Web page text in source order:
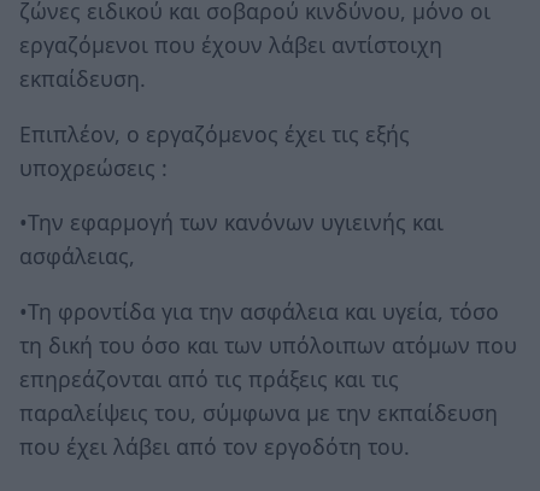
ζώνες ειδικού και σοβαρού κινδύνου, μόνο οι
εργαζόμενοι που έχουν λάβει αντίστοιχη
εκπαίδευση.
Επιπλέον, ο εργαζόμενος έχει τις εξής
υποχρεώσεις :
•Την εφαρμογή των κανόνων υγιεινής και
ασφάλειας,
•Τη φροντίδα για την ασφάλεια και υγεία, τόσο
τη δική του όσο και των υπόλοιπων ατόμων που
επηρεάζονται από τις πράξεις και τις
παραλείψεις του, σύμφωνα με την εκπαίδευση
που έχει λάβει από τον εργοδότη του.